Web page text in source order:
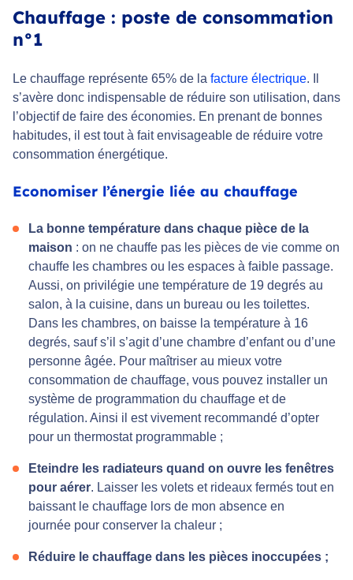
Chauffage : poste de consommation
n°1
Le chauffage représente 65% de la facture électrique. Il
s’avère donc indispensable de réduire son utilisation, dans
l’objectif de faire des économies. En prenant de bonnes
habitudes, il est tout à fait envisageable de réduire votre
consommation énergétique.
Economiser l’énergie liée au chauffage
La bonne température dans chaque pièce de la
maison : on ne chauffe pas les pièces de vie comme on
chauffe les chambres ou les espaces à faible passage.
Aussi, on privilégie une température de 19 degrés au
salon, à la cuisine, dans un bureau ou les toilettes.
Dans les chambres, on baisse la température à 16
degrés, sauf s’il s’agit d’une chambre d’enfant ou d’une
personne âgée. Pour maîtriser au mieux votre
consommation de chauffage, vous pouvez installer un
système de programmation du chauffage et de
régulation. Ainsi il est vivement recommandé d’opter
pour un thermostat programmable ;
Eteindre les radiateurs quand on ouvre les fenêtres
pour aérer. Laisser les volets et rideaux fermés tout en
baissant le chauffage lors de mon absence en
journée pour conserver la chaleur ;
Réduire le chauffage dans les pièces inoccupées ;